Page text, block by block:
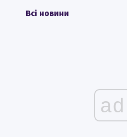
Всі новини
ad